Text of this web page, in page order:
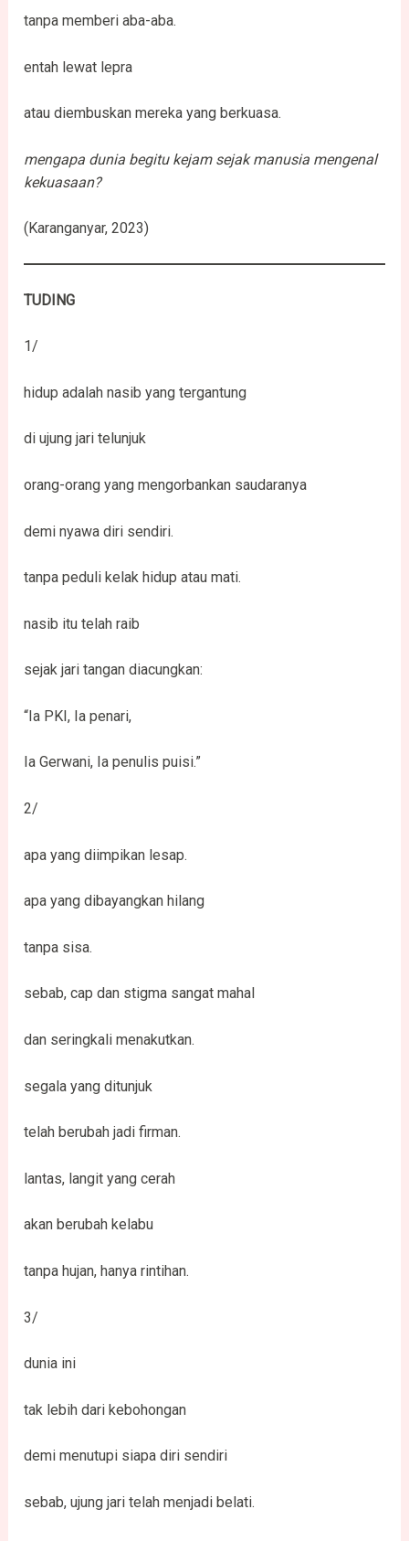
tanpa memberi aba-aba.
entah lewat lepra
atau diembuskan mereka yang berkuasa.
mengapa dunia begitu kejam sejak manusia mengenal
kekuasaan?
(Karanganyar, 2023)
TUDING
1/
hidup adalah nasib yang tergantung
di ujung jari telunjuk
orang-orang yang mengorbankan saudaranya
demi nyawa diri sendiri.
tanpa peduli kelak hidup atau mati.
nasib itu telah raib
sejak jari tangan diacungkan:
“Ia PKI, Ia penari,
Ia Gerwani, Ia penulis puisi.”
2/
apa yang diimpikan lesap.
apa yang dibayangkan hilang
tanpa sisa.
sebab, cap dan stigma sangat mahal
dan seringkali menakutkan.
segala yang ditunjuk
telah berubah jadi firman.
lantas, langit yang cerah
akan berubah kelabu
tanpa hujan, hanya rintihan.
3/
dunia ini
tak lebih dari kebohongan
demi menutupi siapa diri sendiri
sebab, ujung jari telah menjadi belati.